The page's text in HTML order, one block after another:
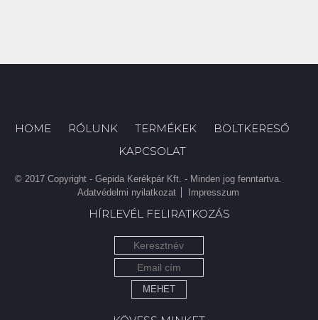
HOME RÓLUNK TERMÉKEK
BOLTKERESŐ
KAPCSOLAT
© 2017 Copyright - Gepida Kerékpár Kft. - Minden jog fenntartva.
Adatvédelmi nyilatkozat
Impresszum
HÍRLEVÉL FELIRATKOZÁS
MEHET